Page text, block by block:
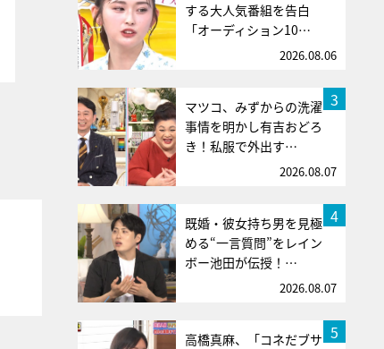
する大人気番組を告白
「オーディション10…
2026.08.06
3
マツコ、みずからの洗濯
事情を明かし有吉おどろ
き！私服で外出す…
2026.08.07
4
既婚・彼女持ち男を見極
める“一言質問”をレイン
ボー池田が伝授！…
2026.08.07
5
高橋真麻、「コネだブサ